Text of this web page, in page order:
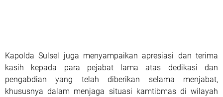
Kapolda Sulsel juga menyampaikan apresiasi dan terima
kasih kepada para pejabat lama atas dedikasi dan
pengabdian yang telah diberikan selama menjabat,
khususnya dalam menjaga situasi kamtibmas di wilayah